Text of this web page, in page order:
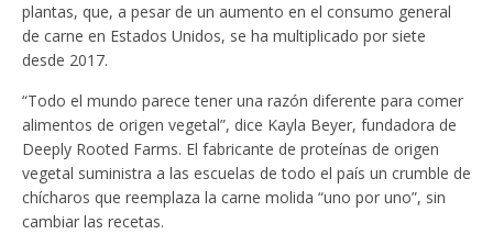
plantas, que, a pesar de un aumento en el consumo general
de carne en Estados Unidos, se ha multiplicado por siete
desde 2017.
“Todo el mundo parece tener una razón diferente para comer
alimentos de origen vegetal”, dice Kayla Beyer, fundadora de
Deeply Rooted Farms. El fabricante de proteínas de origen
vegetal suministra a las escuelas de todo el país un crumble de
chícharos que reemplaza la carne molida “uno por uno”, sin
cambiar las recetas.